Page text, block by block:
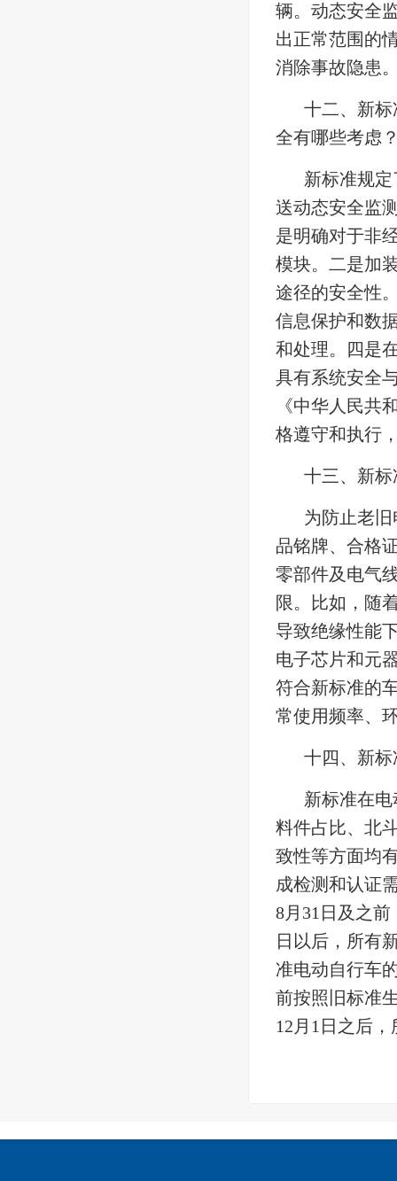
辆。动态安全
出正常范围的
消除事故隐患
十二、新
全有哪些考虑
新标准规
送动态安全监
是明确对于非
模块。二是加
途径的安全性
信息保护和数
和处理。四是
具有系统安全
《中华人民共
格遵守和执行
十三、新
为防止老
品铭牌、合格
零部件及电气
限。比如，随
导致绝缘性能
电子芯片和元
符合新标准的
常使用频率、
十四、新
新标准在
料件占比、北
致性等方面均
成检测和认证
8月31日及之
日以后，所有
准电动自行车
前按照旧标准
12月1日之后